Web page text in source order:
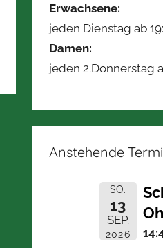
Erwachsene:
jeden Dienstag ab
Damen:
jeden 2.Donnerstag
Anstehende
SO.
13
SEP.
2026